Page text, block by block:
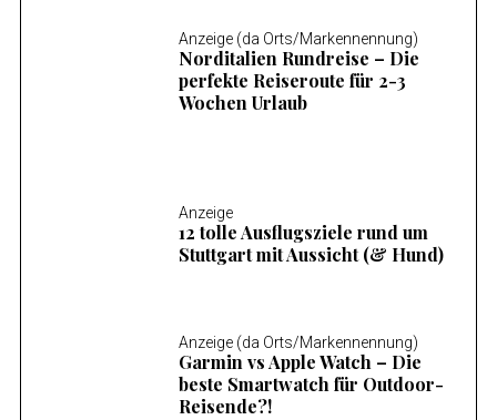
Anzeige (da Orts/Markennennung)
Norditalien Rundreise – Die
perfekte Reiseroute für 2-3
Wochen Urlaub
Anzeige
12 tolle Ausflugsziele rund um
Stuttgart mit Aussicht (& Hund)
Anzeige (da Orts/Markennennung)
Garmin vs Apple Watch – Die
beste Smartwatch für Outdoor-
Reisende?!